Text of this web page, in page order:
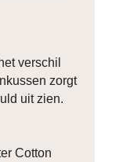
verschil
zorgt
uit zien.
Cotton